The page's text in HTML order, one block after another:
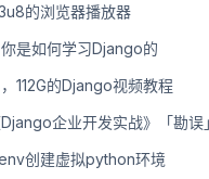
的浏览器播放器
是如何学习Django的
112G的Django视频教程
Django企业开发实战》「勘误」
创建虚拟python环境